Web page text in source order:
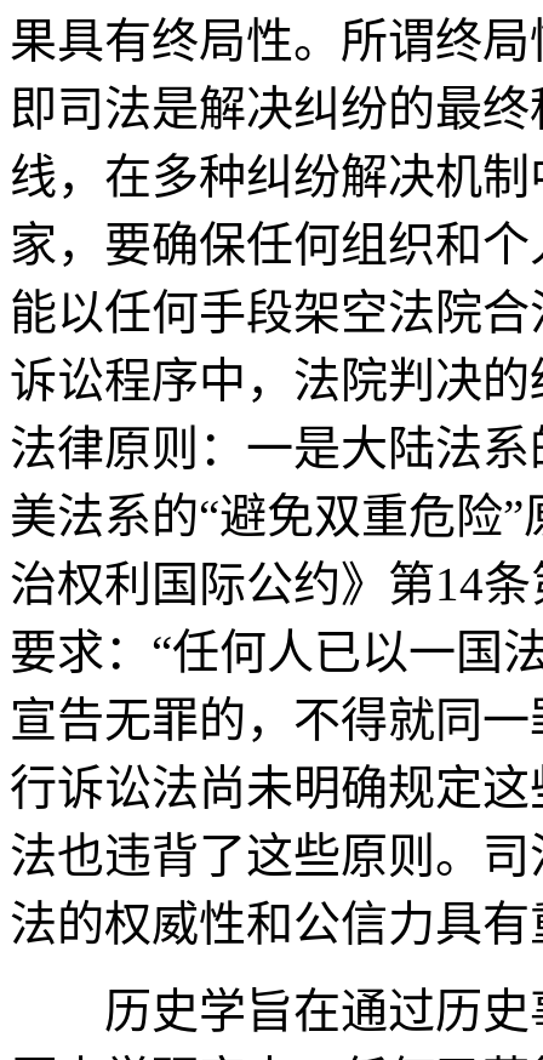
果具有终局性。所谓终
即司法是解决纠纷的最
线，在多种纠纷解决机
家，要确保任何组织和
能以任何手段架空法院
诉讼程序中，法院判决
法律原则：一是大陆法
美法系的“避免双重危险
治权利国际公约》第14
要求：“任何人已以一国
宣告无罪的，不得就同
行诉讼法尚未明确规定
法也违背了这些原则。
法的权威性和公信力具
历史学旨在通过历史